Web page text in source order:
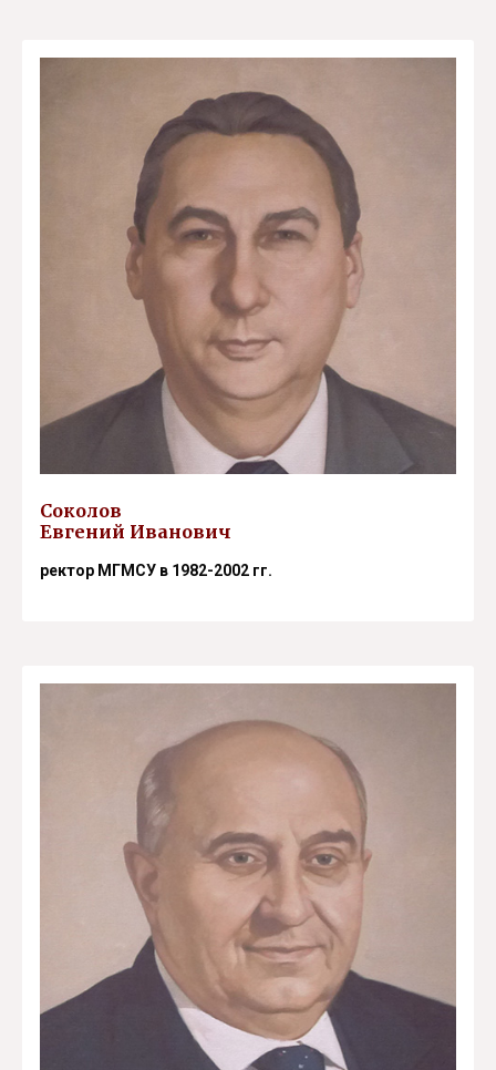
Соколов
Евгений Иванович
ректор МГМСУ в 1982-2002 гг.